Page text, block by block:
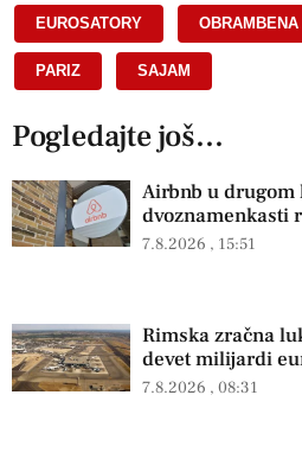
EUROSATORY
PARIZ SAJAM
Pogledajte još...
Airbnb u
dvoznamenkasti
7.8.2026 15:51
Rimska zračna
devet milijardi
7.8.2026 08:31